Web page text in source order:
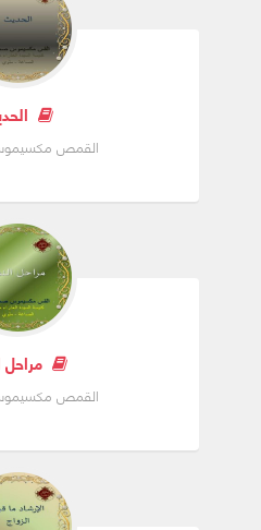
استحقت أن یحل الكلمة
منھا جسدًا خاصًا له من
الثالث سنة
تأكد رسمیًا لقبھا أنھا
أیتھا العذراء القدیسة
- أنھا حواء الثانیة فبینما
فجلبت الموت لنفسھا
العذراء مریم بطاعتھا
نعمة عند لله حسب بشارة
من جمیع الأجیال كما نطقت
- ارتباطھا العمیق بالرب
القمص
مراحل
القمص